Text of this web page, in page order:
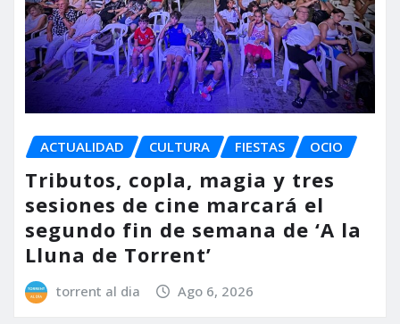
ACTUALIDAD CULTURA FIESTAS OCIO
Tributos, copla, magia y tres
sesiones de cine marcará el
segundo fin de semana de ‘A la
Lluna de Torrent’
torrent al dia Ago 6, 2026